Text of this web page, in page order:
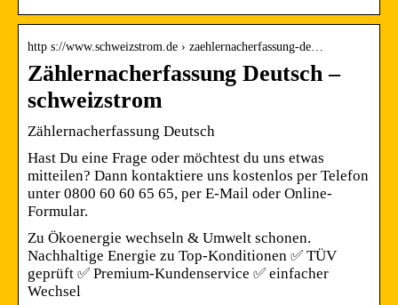
http s://www.schweizstrom.de › zaehlernacherfassung-de…
Zählernacherfassung Deutsch –
schweizstrom
Zählernacherfassung Deutsch
Hast Du eine Frage oder möchtest du uns etwas
mitteilen? Dann kontaktiere uns kostenlos per Telefon
unter 0800 60 60 65 65, per E-Mail oder Online-
Formular.
Zu Ökoenergie wechseln & Umwelt schonen.
Nachhaltige Energie zu Top-Konditionen ✅ TÜV
geprüft ✅ Premium-Kundenservice ✅ einfacher
Wechsel